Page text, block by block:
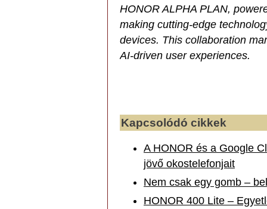
HONOR ALPHA PLAN,
making cutting-edge
devices. This collaboration
AI-driven user experiences.
Kapcsolódó cikkek
A HONOR és a Google
jövő okostelefonjait
Nem csak egy gomb –
HONOR 400 Lite –